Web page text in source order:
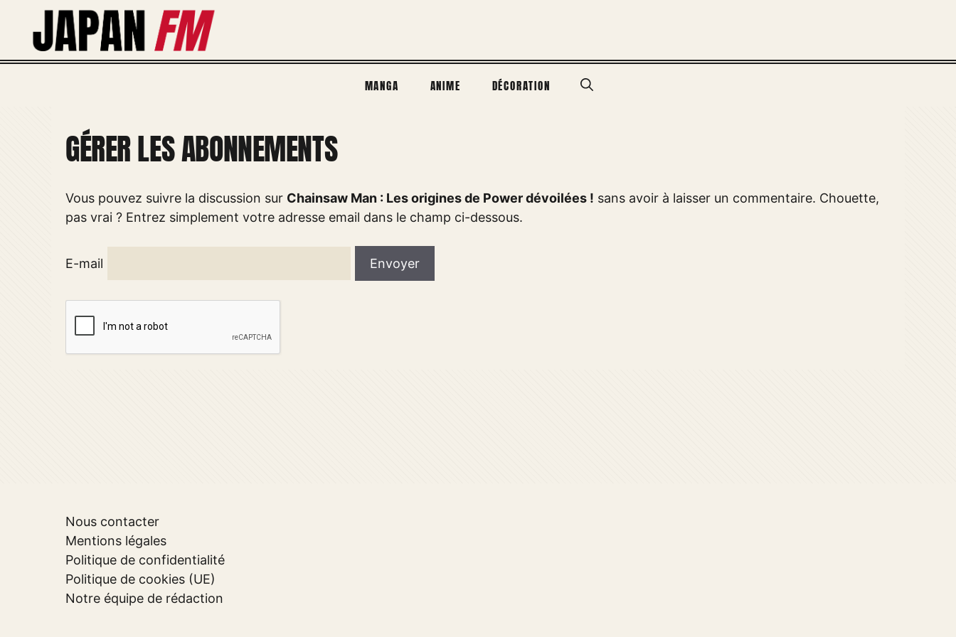
contenu
MANGA ANIME DÉCORATION
GÉRER LES ABONNEMENTS
Vous pouvez suivre la discussion sur Chainsaw Man : Les origines de Power dévoilées ! sans avoir à laisser un commentaire. Chouette,
pas vrai ? Entrez simplement votre adresse email dans le champ ci-dessous.
E-mail
Nous contacter
Mentions légales
Politique de confidentialité
Politique de cookies (UE)
Notre équipe de rédaction